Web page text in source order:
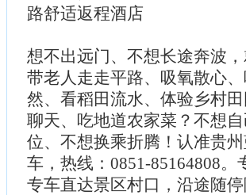
路舒适返程酒店
想不出远门、不想长途奔波
带老人走走平路、吸氧散心
然、看稻田流水、体验乡村
聊天、吃地道农家菜？不想
位、不想换乘折腾！认准贵
车，热线：0851-85164808
专车直达景区村口，沿途随